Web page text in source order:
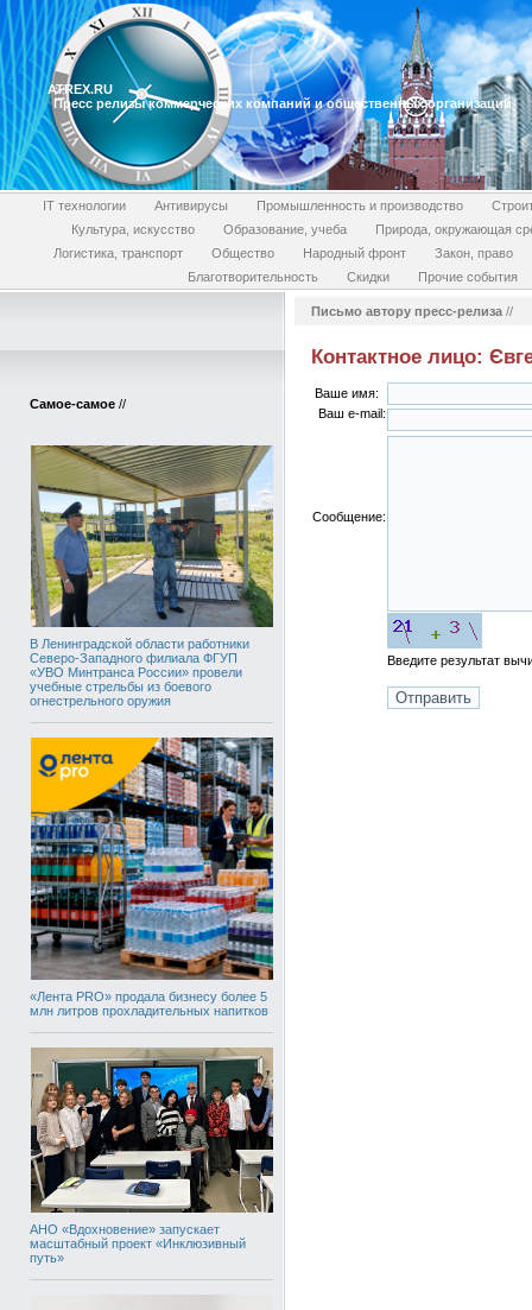
ATREX.RU
Пресс релизы коммерческих компаний и общественных организаций
IT технологии Антивирусы Промышленность и производство
Культура, искусство
Образование, учеба
Природа, окружающая
Логистика, транспорт
Общество Народный фронт
Закон, право
Благотворительность
Скидки Прочие события
Самое-самое //
В Ленинградской области работники
Северо-Западного филиала ФГУП
«УВО Минтранса России» провели
учебные стрельбы из боевого
огнестрельного оружия
«Лента PRO» продала бизнесу более 5
млн литров прохладительных напитков
АНО «Вдохновение» запускает
масштабный проект «Инклюзивный
путь»
Письмо автору пресс-релиза //
Контактное лицо:
Ваше имя:
Ваш e-mail:
Сообщение:
Введите результат